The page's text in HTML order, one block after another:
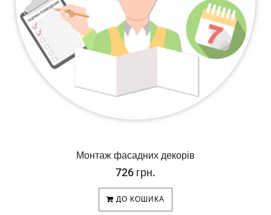
Монтаж фасадних декорів
726 грн.
ДО КОШИКА